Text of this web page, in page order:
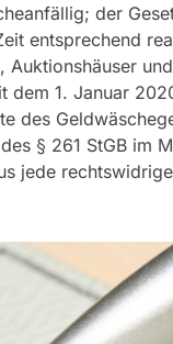
der
entsprechend
Auktionshäuser und
dem 1. Januar
des
§ 261 StGB im
jede